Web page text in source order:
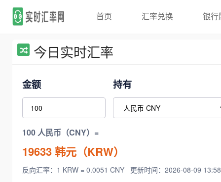
首页 汇率兑换 银行
今日实时汇率
金额 持有
100 人民币（CNY）=
19633韩元（KRW）
反向汇率：1 KRW = 0.0051 CNY 更新时间：2026-08-09